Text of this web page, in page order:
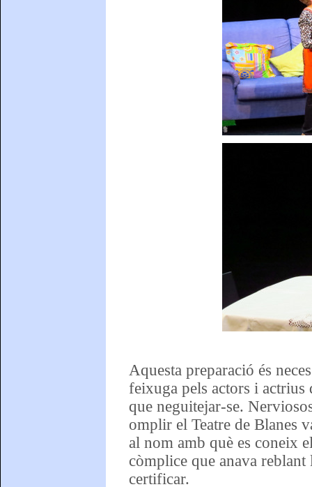
Aquesta preparació és
feixuga pels actors i actrius
que neguitejar-se.
omplir el Teatre de Blanes
al nom amb què es coneix
còmplice que anava
certificar.